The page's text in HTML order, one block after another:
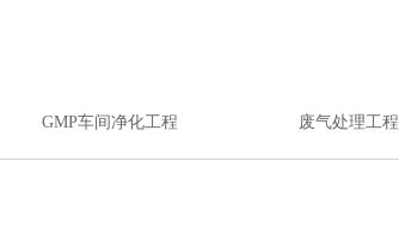
GMP车间净化工程 废气处理工程